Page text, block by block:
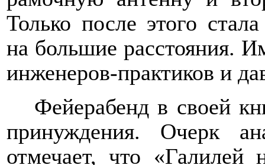
Только после этого
на большие расстояния.
инженеров-практиков и
Фейерабенд в своей
принуждения. Очерк
отмечает, что